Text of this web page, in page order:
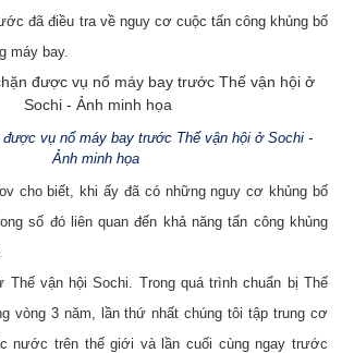
đã điều tra về nguy cơ cuộc tấn công khủng bố
máy bay.
được vụ nổ máy bay trước Thế vận hội ở Sochi -
Ảnh minh họa
cho biết, khi ấy đã có những nguy cơ khủng bố
số đó liên quan đến khả năng tấn công khủng
Thế vận hội Sochi. Trong quá trình chuẩn bị Thế
vòng 3 năm, lần thứ nhất chúng tôi tập trung cơ
nước trên thế giới và lần cuối cùng ngay trước